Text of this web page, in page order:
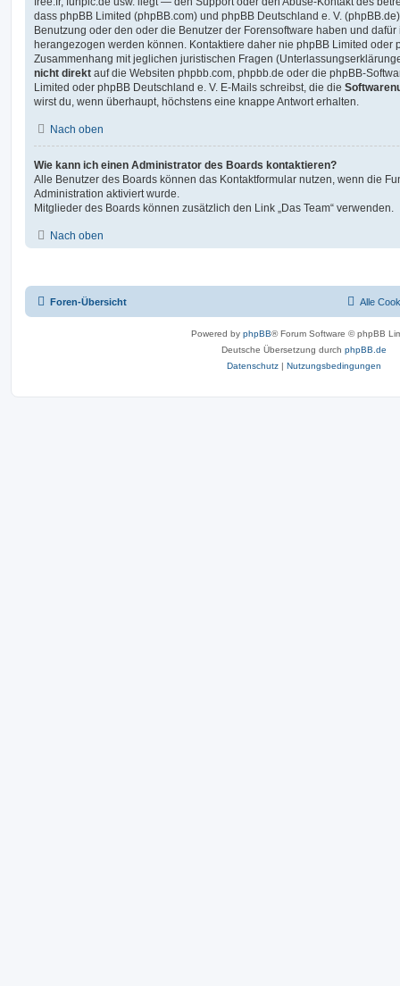
dass phpBB Limited (phpBB.com) und phpBB Deutschland e. V.
Benutzung oder den oder die Benutzer der Forensoftware haben und
herangezogen werden können. Kontaktiere daher nie phpBB Limited oder
Zusammenhang mit jeglichen juristischen Fragen
nicht direkt auf die Websiten phpbb.com, phpbb.de oder die phpBB-
Limited oder phpBB Deutschland e. V. E-Mails schreibst, die die
wirst du, wenn überhaupt, höchstens eine knappe Antwort erhalten.
Nach oben
Wie kann ich einen Administrator des Boards kontaktieren?
Alle Benutzer des Boards können das Kontaktformular nutzen, wenn die
Administration aktiviert wurde.
Mitglieder des Boards können zusätzlich den Link „Das Team“ verwenden.
Nach oben
Foren-Übersicht Alle
Powered by phpBB® Forum Software © phpBB
Deutsche Übersetzung durch phpBB.de
Datenschutz | Nutzungsbedingungen